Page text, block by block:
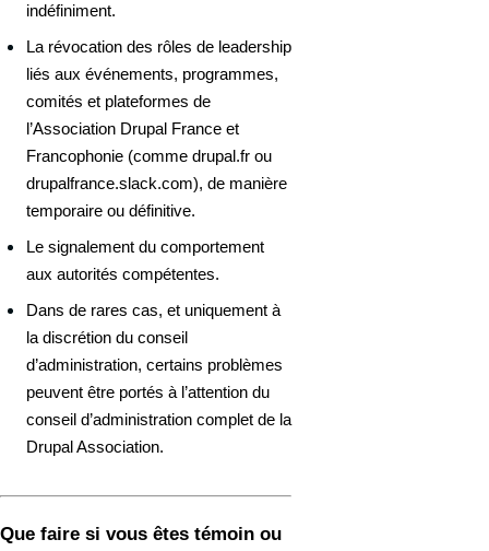
indéfiniment.
La révocation des rôles de leadership
liés aux événements, programmes,
comités et plateformes de
l’Association Drupal France et
Francophonie (comme drupal.fr ou
drupalfrance.slack.com), de manière
temporaire ou définitive.
Le signalement du comportement
aux autorités compétentes.
Dans de rares cas, et uniquement à
la discrétion du conseil
d’administration, certains problèmes
peuvent être portés à l’attention du
conseil d’administration complet de la
Drupal Association.
Que faire si vous êtes témoin ou